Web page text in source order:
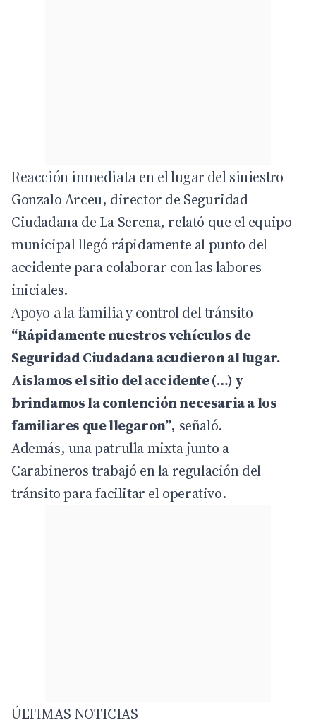
Reacción inmediata en el lugar del siniestro
Gonzalo Arceu, director de Seguridad
Ciudadana de La Serena, relató que el equipo
municipal llegó rápidamente al punto del
accidente para colaborar con las labores
iniciales.
Apoyo a la familia y control del tránsito
“Rápidamente nuestros vehículos de
Seguridad Ciudadana acudieron al lugar.
Aislamos el sitio del accidente (…) y
brindamos la contención necesaria a los
familiares que llegaron”, señaló.
Además, una patrulla mixta junto a
Carabineros trabajó en la regulación del
tránsito para facilitar el operativo.
ÚLTIMAS NOTICIAS